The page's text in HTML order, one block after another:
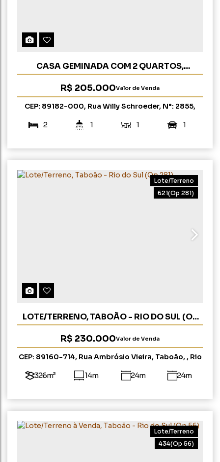
CASA GEMINADA COM 2 QUARTOS,
FRANCISCO RAUH - LONTRAS
R$ 205.000Valor de Venda
CEP: 89182-000, Rua Willy Schroeder, N°: 2855,
2
1
1
1
621(Op 281)
Lote/Terreno
LOTE/TERRENO, TABOÃO - RIO DO SUL (OP
281)
R$ 230.000Valor de Venda
CEP: 89160-714, Rua Ambrósio Vieira, Taboão , Rio
326m² 14m 24m 24m
434(Op 56)
Lote/Terreno